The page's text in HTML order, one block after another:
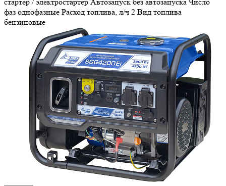
фаз однофазные Расход топлива, л/ч 2 Вид топлива
бензиновые